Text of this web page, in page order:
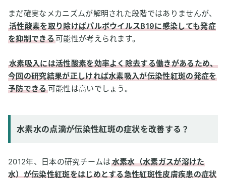
まだ確実なメカニズムが解明された段階ではありませんが、
活性酸素を取り除けばパルボウイルスB19に感染しても発症
を抑制できる可能性が考えられます。
水素吸入には活性酸素を効率よく除去する働きがあるため、
今回の研究結果が正しければ水素吸入が伝染性紅斑の発症を
予防できる可能性は高いでしょう。
水素水の点滴が伝染性紅斑の症状を改善する？
2012年、日本の研究チームは 水素水（水素ガスが溶けた
水）が伝染性紅斑をはじめとする急性紅斑性皮膚疾患の症状